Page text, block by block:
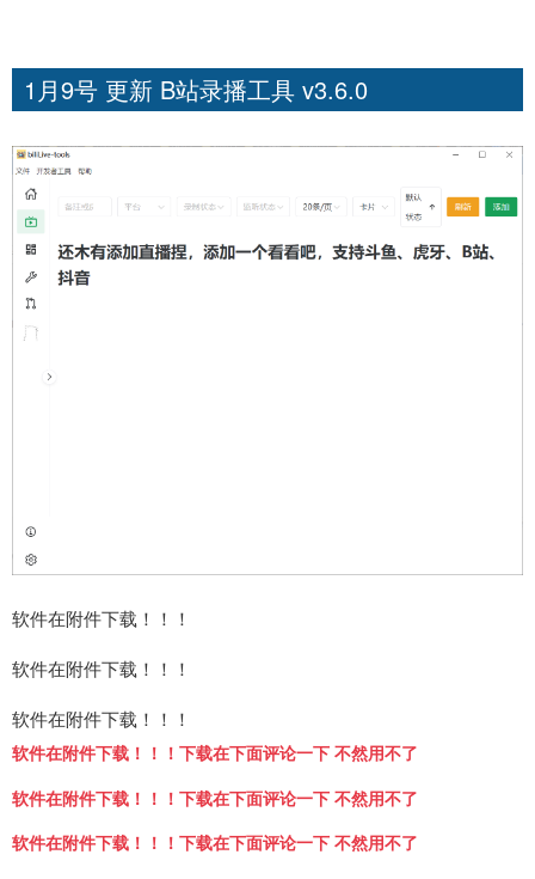
1月9号 更新 B站录播工具 v3.6.0
软件在附件下载！！！
软件在附件下载！！！
软件在附件下载！！！
软件在附件下载！！！下载在下面评论一下 不然用不了
软件在附件下载！！！下载在下面评论一下 不然用不了
软件在附件下载！！！下载在下面评论一下 不然用不了